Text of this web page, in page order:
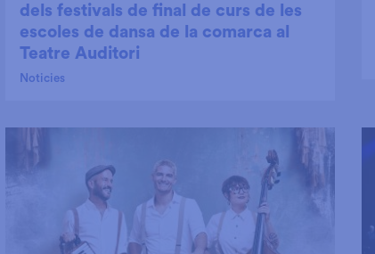
dels festivals de final de curs de les
escoles de dansa de la comarca al
Teatre Auditori
Noticies